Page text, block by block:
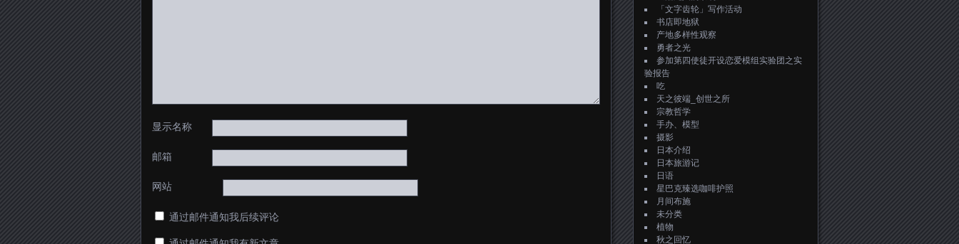
显示名称
邮箱
网站
通过邮件通知我后续评论
「文字齿轮」写作活动
书店即地狱
产地多样性观察
勇者之光
参加第四使徒开设恋爱模组实验团之实
验报告
吃
天之彼端_创世之所
宗教哲学
手办、模型
摄影
日本介绍
日本旅游记
日语
星巴克臻选咖啡护照
月间布施
未分类
植物
秋之回忆